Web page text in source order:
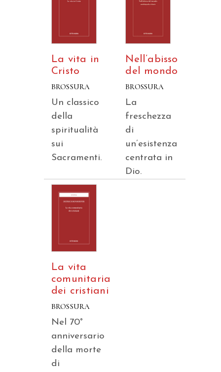
La vita in
Cristo
BROSSURA
Un classico
della
spiritualità
sui
Sacramenti.
Nell’abisso
del mondo
BROSSURA
La
freschezza
di
un’esistenza
centrata in
Dio.
La vita
comunitaria
dei cristiani
BROSSURA
Nel 70°
anniversario
della morte
di